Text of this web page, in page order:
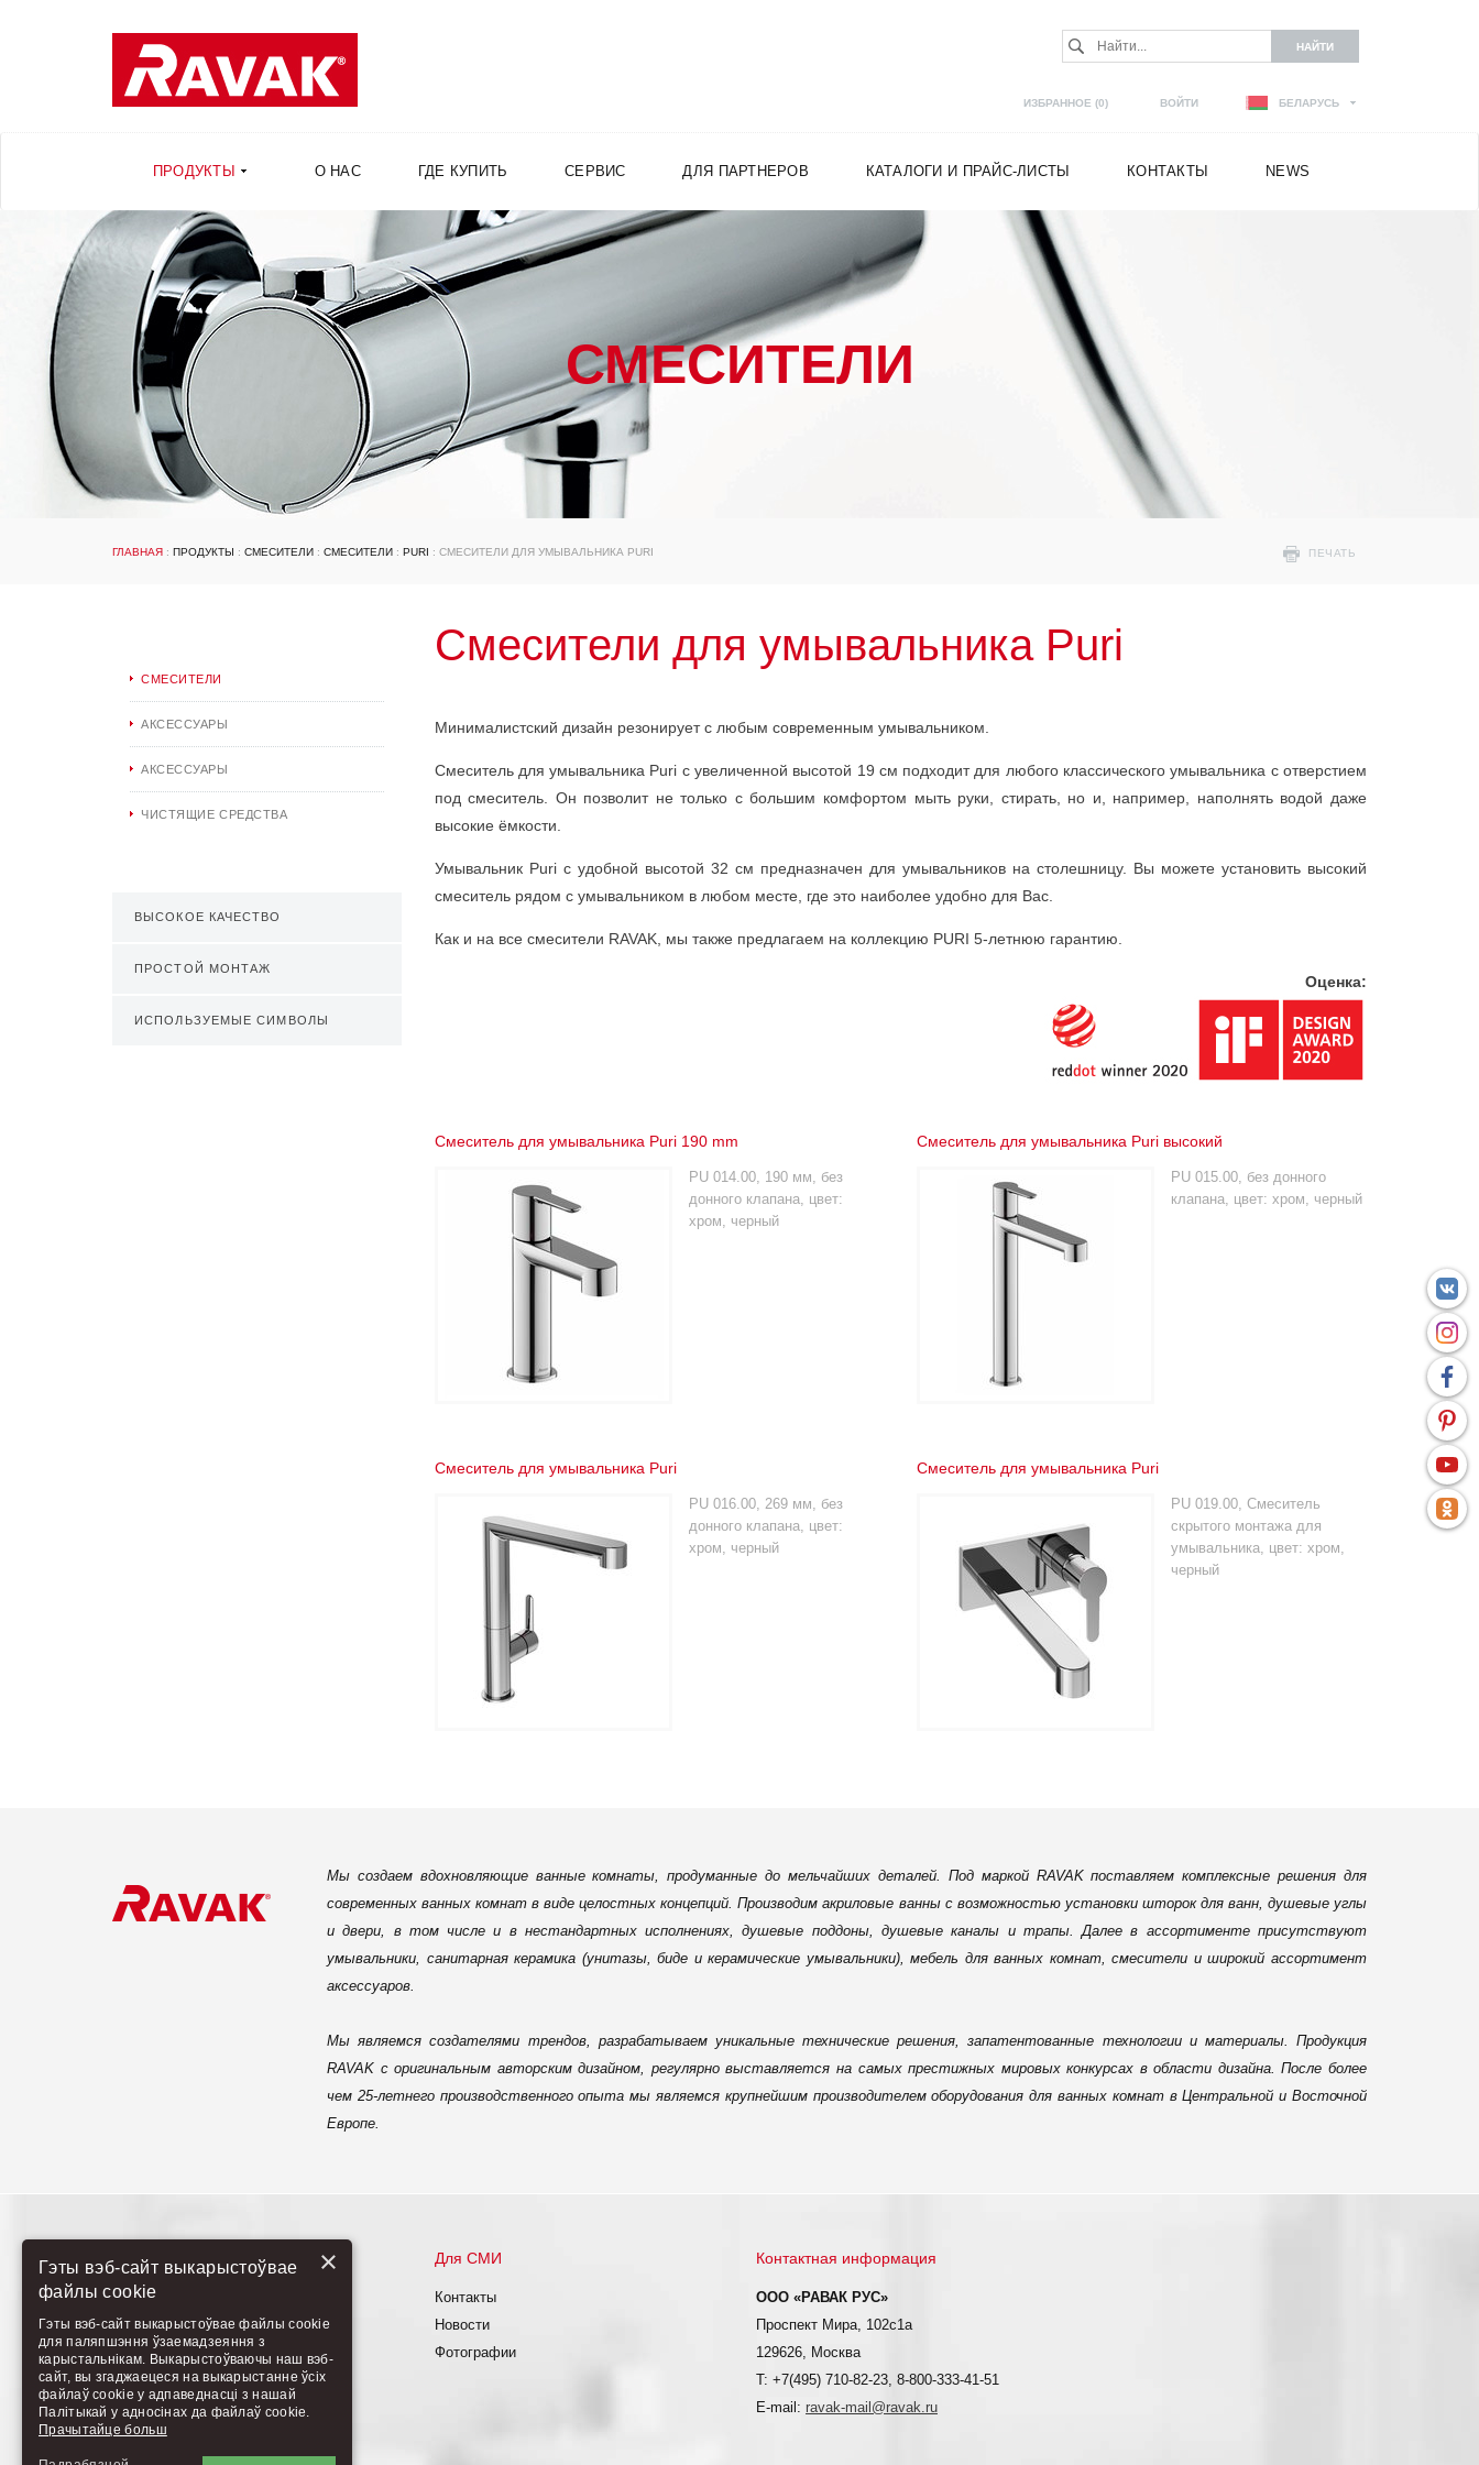
ИЗБРАННОЕ (0) ВОЙТИ БЕЛАРУСЬ
ПРОДУКТЫ О НАС ГДЕ КУПИТЬ СЕРВИС ДЛЯ ПАРТНЕРОВ КАТАЛОГИ И ПРАЙС-ЛИСТЫ КОНТАКТЫ NEWS
СМЕСИТЕЛИ
ПЕЧАТЬ
ГЛАВНАЯ : ПРОДУКТЫ : СМЕСИТЕЛИ : СМЕСИТЕЛИ : PURI : СМЕСИТЕЛИ ДЛЯ УМЫВАЛЬНИКА PURI
СМЕСИТЕЛИ
АКСЕССУАРЫ
АКСЕССУАРЫ
ЧИСТЯЩИЕ СРЕДСТВА
ВЫСОКОЕ КАЧЕСТВО
ПРОСТОЙ МОНТАЖ
ИСПОЛЬЗУЕМЫЕ СИМВОЛЫ
Смесители для умывальника Puri
Минималистский дизайн резонирует с любым современным умывальником.
Смеситель для умывальника Puri с увеличенной высотой 19 см подходит для любого классического умывальника с отверстием
под смеситель. Он позволит не только с большим комфортом мыть руки, стирать, но и, например, наполнять водой даже
высокие ёмкости.
Умывальник Puri с удобной высотой 32 см предназначен для умывальников на столешницу. Вы можете установить высокий
смеситель рядом с умывальником в любом месте, где это наиболее удобно для Вас.
Как и на все смесители RAVAK, мы также предлагаем на коллекцию PURI 5-летнюю гарантию.
Оценка:
Смеситель для умывальника Puri 190 mm
PU 014.00, 190 мм, без
донного клапана, цвет:
хром, черный
Смеситель для умывальника Puri высокий
PU 015.00, без донного
клапана, цвет: хром, черный
Смеситель для умывальника Puri
PU 016.00, 269 мм, без
донного клапана, цвет:
хром, черный
Смеситель для умывальника Puri
PU 019.00, Смеситель
скрытого монтажа для
умывальника, цвет: хром,
черный
Мы создаем вдохновляющие ванные комнаты, продуманные до мельчайших деталей. Под маркой RAVAK поставляем комплексные решения для
современных ванных комнат в виде целостных концепций. Производим акриловые ванны с возможностью установки шторок для ванн, душевые углы
и двери, в том числе и в нестандартных исполнениях, душевые поддоны, душевые каналы и трапы. Далее в ассортименте присутствуют
умывальники, санитарная керамика (унитазы, биде и керамические умывальники), мебель для ванных комнат, смесители и широкий ассортимент
аксессуаров.
Мы являемся создателями трендов, разрабатываем уникальные технические решения, запатентованные технологии и материалы. Продукция
RAVAK с оригинальным авторским дизайном, регулярно выставляется на самых престижных мировых конкурсах в области дизайна. После более
чем 25-летнего производственного опыта мы являемся крупнейшим производителем оборудования для ванных комнат в Центральной и Восточной
Европе.
Рекомендуем
О нас
Продукты
Новинки
Изделия под заказ
Для СМИ
Контакты
Новости
Фотографии
Контактная информация
ООО «РАВАК РУС»
Проспект Мира, 102с1а
129626, Москва
T: +7(495) 710-82-23, 8-800-333-41-51
E-mail: ravak-mail@ravak.ru
×
Гэты вэб-сайт выкарыстоўвае
файлы cookie
Гэты вэб-сайт выкарыстоўвае файлы cookie
для паляпшэння ўзаемадзеяння з
карыстальнікам. Выкарыстоўваючы наш вэб-
сайт, вы згаджаецеся на выкарыстанне ўсіх
файлаў cookie у адпаведнасці з нашай
Палітыкай у адносінах да файлаў cookie.
Прачытайце больш